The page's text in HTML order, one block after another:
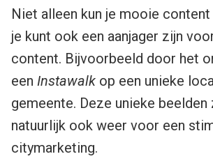
Niet alleen kun je mooie
je kunt ook een aanjager zijn
content. Bijvoorbeeld door het
een Instawalk op een unieke
gemeente. Deze unieke beelden
natuurlijk ook weer voor een
citymarketing.